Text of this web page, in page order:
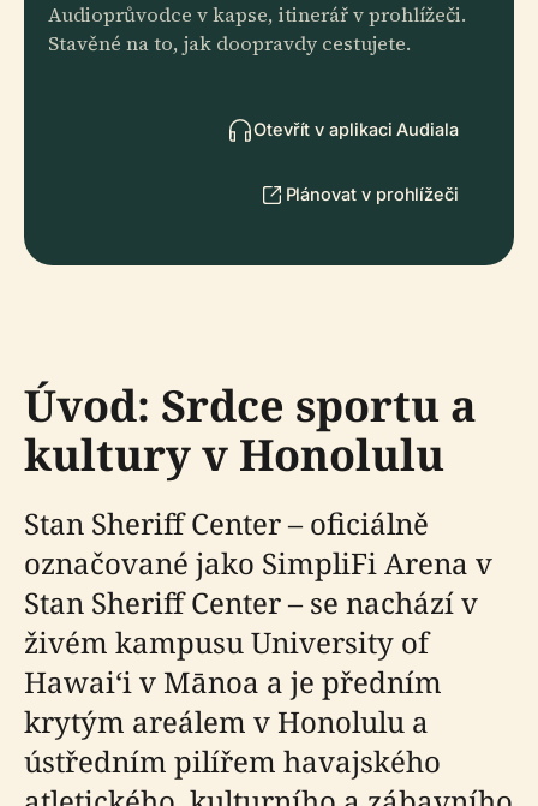
Audioprůvodce v kapse, itinerář v prohlížeči.
Stavěné na to, jak doopravdy cestujete.
Otevřít v aplikaci Audiala
Plánovat v prohlížeči
Úvod: Srdce sportu a
kultury v Honolulu
Stan Sheriff Center – oficiálně
označované jako SimpliFi Arena v
Stan Sheriff Center – se nachází v
živém kampusu University of
Hawaiʻi v Mānoa a je předním
krytým areálem v Honolulu a
ústředním pilířem havajského